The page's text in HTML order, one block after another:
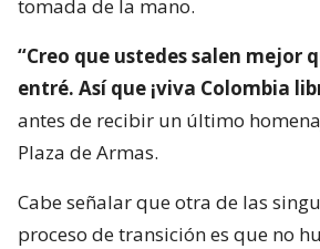
tomada de la mano.
“Creo que ustedes salen mejor
entré. Así que ¡viva Colombia
antes de recibir un último
Plaza de Armas.
Cabe señalar que otra de las
proceso de transición es que no